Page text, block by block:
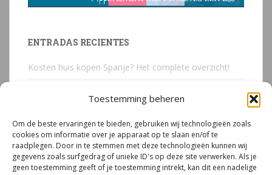
Toestemming beheren
Om de beste ervaringen te bieden, gebruiken wij technologieën zoals
cookies om informatie over je apparaat op te slaan en/of te
raadplegen. Door in te stemmen met deze technologieën kunnen wij
gegevens zoals surfgedrag of unieke ID's op deze site verwerken. Als je
geen toestemming geeft of je toestemming intrekt, kan dit een nadelige
ENTRADAS RECIENTES
Kosten huis kopen Spanje? Het complete overzicht!
juridische valkuilen
Due Diligence Spaans vastgoed
Emigreren naar Spanje Expert Call | Illegaal bouwen
door Mirjam van Riet (jan 2026)